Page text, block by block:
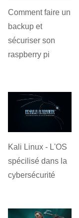
Comment faire un
backup et
sécuriser son
raspberry pi
Kali Linux - L'OS
spécilisé dans la
cybersécurité